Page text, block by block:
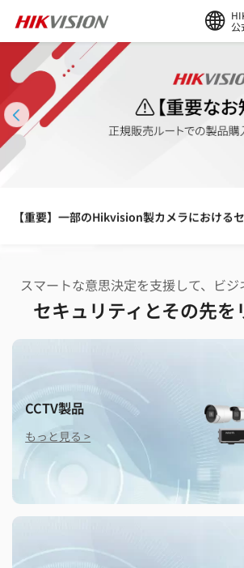
公
HIKVISION、熊検知AIアルゴリズム搭載カメ
HIKVISION、熊検知AIアルゴリズム搭載カメ
夏季休業のお知らせ
スマートな意思決定を支援して、ビ
セキュリティとその先を
CCTV製品
もっと見る >